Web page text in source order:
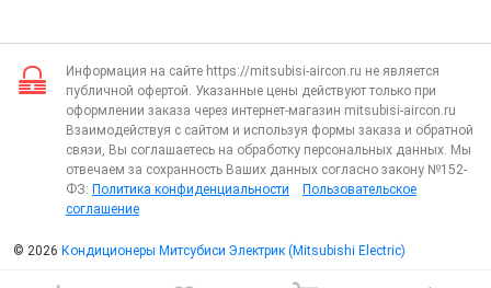
Информация на сайте https://mitsubisi-aircon.ru не является
публичной офертой. Указанные цены действуют только при
оформлении заказа через интернет-магазин mitsubisi-aircon.ru
Взаимодействуя с сайтом и используя формы заказа и обратной
связи, Вы соглашаетесь на обработку персональных данных. Мы
отвечаем за сохранность Ваших данных согласно закону №152-
ФЗ: Политика конфиденциальности
Пользовательское
соглашение
© 2026 Кондиционеры Митсубиси Электрик (Mitsubishi Electric)